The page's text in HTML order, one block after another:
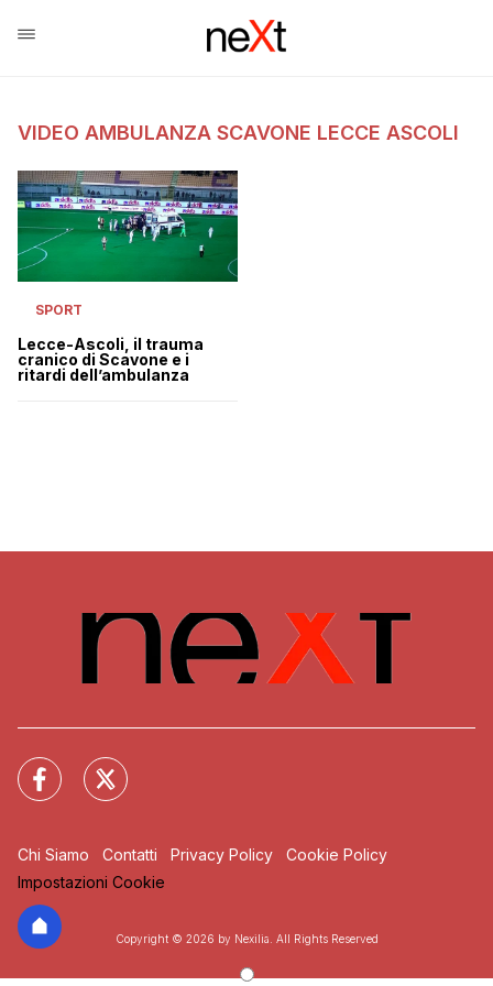
VIDEO AMBULANZA SCAVONE LECCE ASCOLI
SPORT
Lecce-Ascoli, il trauma
cranico di Scavone e i
ritardi dell’ambulanza
Chi Siamo Contatti Privacy Policy
Cookie Policy
Impostazioni Cookie
Copyright © 2026 by Nexilia. All Rights Reserved